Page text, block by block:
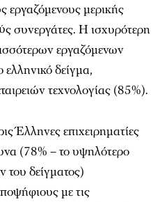
εργαζόμενους μερικής
συνεργάτες. Η ισχυρότερη
εργαζόμενων
δείγμα,
τεχνολογίας (85%).
Έλληνες επιχειρηματίες
(78% – το υψηλότερο
δείγματος)
με τις